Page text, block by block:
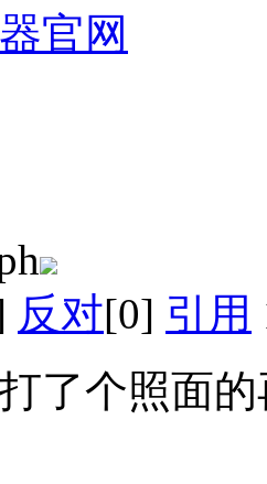
官网
反对[0] 引用
了个照面